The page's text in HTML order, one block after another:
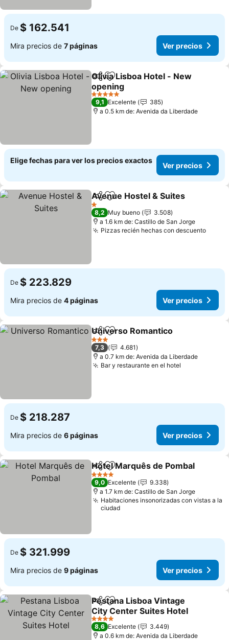
De $ 162.541
Mira precios de 7 páginas Ver precios
CompartirAgregar a favoritos
Olivia Lisboa Hotel - New
opening
5 Estrellas
9,1 Excelente
385
a 0.5 km de: Avenida da Liberdade
Elige fechas para ver los precios exactos
Ver precios
CompartirAgregar a favoritos
Avenue Hostel & Suites
1 Estrellas
8,2 Muy bueno
3.508
a 1.6 km de: Castillo de San Jorge
Pizzas recién hechas con descuento
De $ 223.829
Mira precios de 4 páginas Ver precios
CompartirAgregar a favoritos
Universo Romantico
3 Estrellas
7,3
4.681
a 0.7 km de: Avenida da Liberdade
Bar y restaurante en el hotel
De $ 218.287
Mira precios de 6 páginas Ver precios
CompartirAgregar a favoritos
Hotel Marquês de Pombal
4 Estrellas
9,0 Excelente
9.338
a 1.7 km de: Castillo de San Jorge
Habitaciones insonorizadas con vistas a la
ciudad
De $ 321.999
Mira precios de 9 páginas Ver precios
CompartirAgregar a favoritos
Pestana Lisboa Vintage
City Center Suites Hotel
4 Estrellas
8,6 Excelente
3.449
a 0.6 km de: Avenida da Liberdade